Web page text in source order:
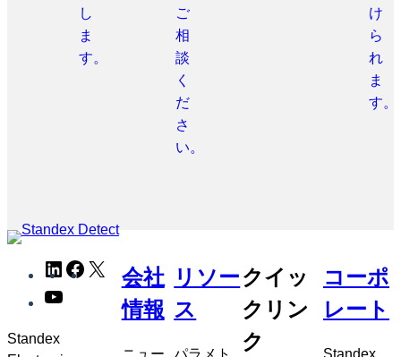
し
ま
す。
ご
相
談
く
だ
さ
い。
け
ら
れ
ま
す。
LinkedInFacebook
Standex
ゲ
会社
情報
リソー
ス
クイッ
クリン
ク
コーポ
レート